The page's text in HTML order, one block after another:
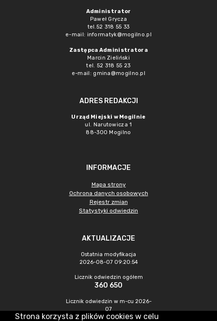
Administrator
Paweł Grycza
tel.52 318 55 33
e-mail: informatyk@mogilno.pl
Zastępca Administratora
Marcin Zieliński
tel. 52 318 55 23
e-mail: gmina@mogilno.pl
ADRES REDAKCJI
Urząd Miejski w Mogilnie
ul. Narutowicza 1
88-300 Mogilno
INFORMACJE
Mapa strony
Ochrona danych osobowych
Rejestr zmian
Statystyki odwiedzin
AKTUALIZACJE
Ostatnia modyfikacja
2026-08-07 09:20:54
Licznik odwiedzin ogółem
360 650
Licznik odwiedzin w m-cu 2026-
07
1 295
Strona korzysta z plików cookies w celu